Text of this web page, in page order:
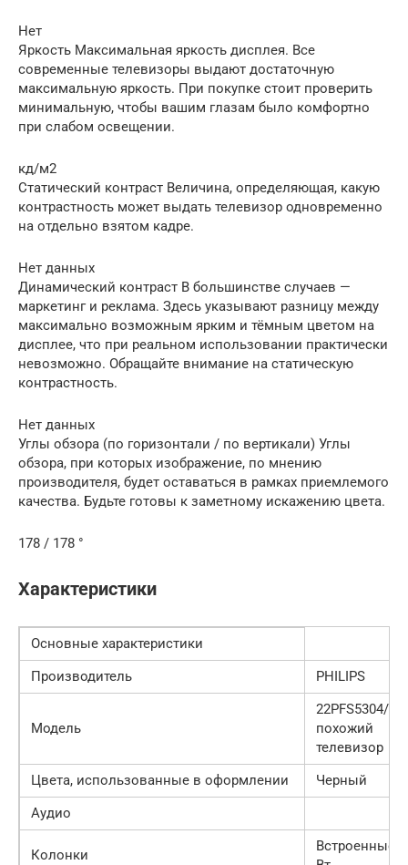
Нет
Яркость Максимальная яркость дисплея. Все
современные телевизоры выдают достаточную
максимальную яркость. При покупке стоит проверить
минимальную, чтобы вашим глазам было комфортно
при слабом освещении.
кд/м2
Статический контраст Величина, определяющая, какую
контрастность может выдать телевизор одновременно
на отдельно взятом кадре.
Нет данных
Динамический контраст В большинстве случаев —
маркетинг и реклама. Здесь указывают разницу между
максимально возможным ярким и тёмным цветом на
дисплее, что при реальном использовании практически
невозможно. Обращайте внимание на статическую
контрастность.
Нет данных
Углы обзора (по горизонтали / по вертикали) Углы
обзора, при которых изображение, по мнению
производителя, будет оставаться в рамках приемлемого
качества. Будьте готовы к заметному искажению цвета.
178 / 178 °
Характеристики
Основные характеристики
Производитель
PHILIPS
Модель
22PFS5304/
похожий
телевизор
Цвета, использованные в оформлении
Черный
Аудио
Колонки
Встроенные;